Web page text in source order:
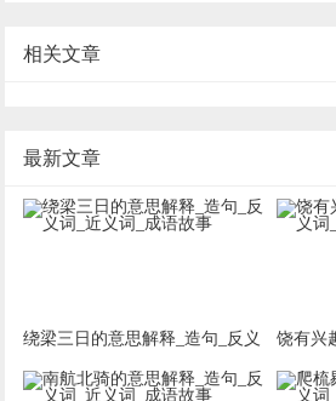
相关文章
最新文章
绕梁三日的意思解释_造句_反义
词_近义词_成语故事
饶有兴
词_近